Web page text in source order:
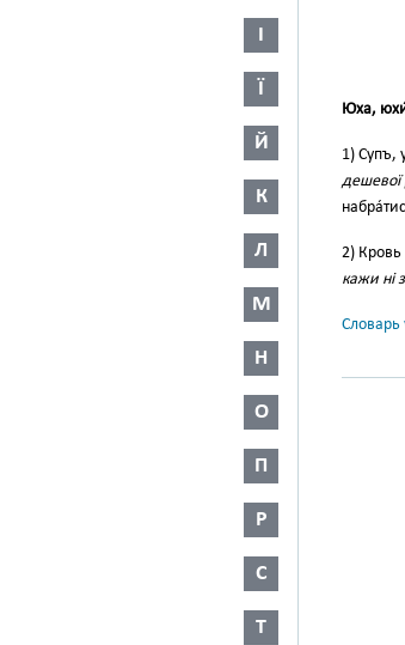
І
Ї
Й
К
Л
М
Н
О
П
Р
С
Т
Юха,
1) Супъ,
дешевої
2) Кровь
кажи ні
Словарь